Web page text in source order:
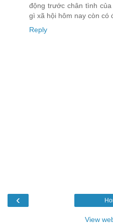
động trước chân tình
gì xã hội hôm nay còn có
Reply
‹
View